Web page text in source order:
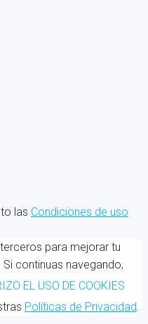
las Condiciones de uso
para mejorar tu
continuas navegando,
EL USO DE COOKIES
Políticas de Privacidad.